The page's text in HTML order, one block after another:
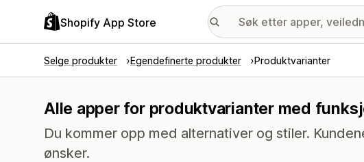
Shopify App Store
Selge produkter Egendefinerte produkter Produktvarianter
Alle apper for produktvarianter med
Du kommer opp med alternativer og stiler.
ønsker.